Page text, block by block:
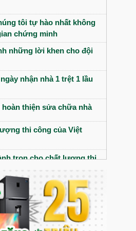
tôi tự hào nhất không
chứng minh
những lời khen cho đội
nhận nhà 1 trệt 1 lầu
thiện sửa chữa nhà
thi công của Việt
trọn cho chất lượng thi
đình chị Thúy
lượng thi công xây dựng